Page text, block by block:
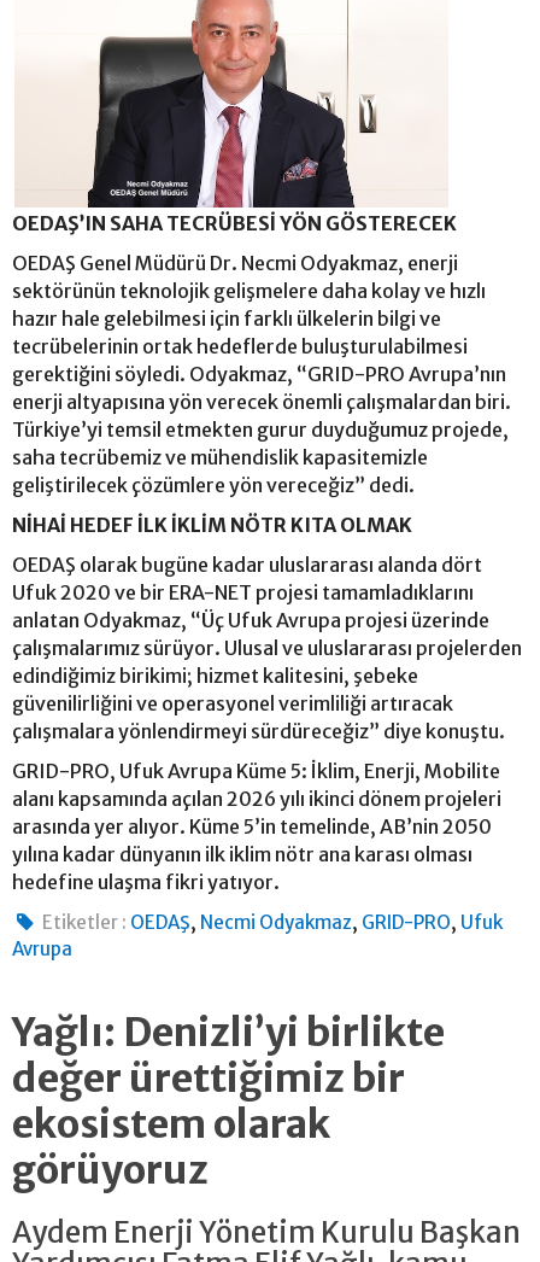
OEDAŞ’IN SAHA TECRÜBESİ YÖN GÖSTERECEK
OEDAŞ Genel Müdürü Dr. Necmi Odyakmaz, enerji
sektörünün teknolojik gelişmelere daha kolay ve hızlı
hazır hale gelebilmesi için farklı ülkelerin bilgi ve
tecrübelerinin ortak hedeflerde buluşturulabilmesi
gerektiğini söyledi. Odyakmaz, “GRID-PRO Avrupa’nın
enerji altyapısına yön verecek önemli çalışmalardan biri.
Türkiye’yi temsil etmekten gurur duyduğumuz projede,
saha tecrübemiz ve mühendislik kapasitemizle
geliştirilecek çözümlere yön vereceğiz” dedi.
NİHAİ HEDEF İLK İKLİM NÖTR KITA OLMAK
OEDAŞ olarak bugüne kadar uluslararası alanda dört
Ufuk 2020 ve bir ERA-NET projesi tamamladıklarını
anlatan Odyakmaz, “Üç Ufuk Avrupa projesi üzerinde
çalışmalarımız sürüyor. Ulusal ve uluslararası projelerden
edindiğimiz birikimi; hizmet kalitesini, şebeke
güvenilirliğini ve operasyonel verimliliği artıracak
çalışmalara yönlendirmeyi sürdüreceğiz” diye konuştu.
GRID-PRO, Ufuk Avrupa Küme 5: İklim, Enerji, Mobilite
alanı kapsamında açılan 2026 yılı ikinci dönem projeleri
arasında yer alıyor. Küme 5’in temelinde, AB’nin 2050
yılına kadar dünyanın ilk iklim nötr ana karası olması
hedefine ulaşma fikri yatıyor.
Etiketler : OEDAŞ, Necmi Odyakmaz, GRID-PRO, Ufuk
Avrupa
Yağlı: Denizli’yi birlikte
değer ürettiğimiz bir
ekosistem olarak
görüyoruz
Aydem Enerji Yönetim Kurulu Başkan